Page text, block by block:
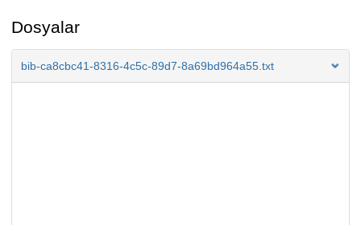
Dosyalar
bib-ca8cbc41-8316-4c5c-89d7-8a69bd964a55.txt